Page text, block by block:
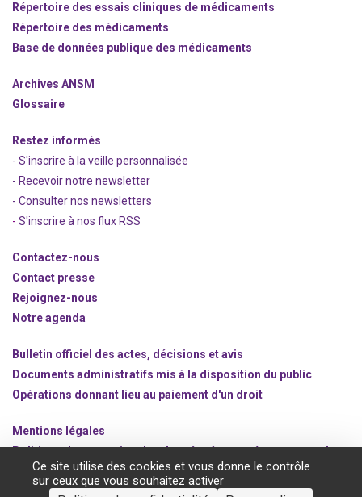
Répertoire des essais cliniques de médicaments
Répertoire des médicaments
Base de données publique des médicaments
Archives ANSM
Glossaire
Restez informés
- S'inscrire à la veille personnalisée
- Recevoir notre newsletter
- Consulter nos newsletters
- S'inscrire à nos flux RSS
Contactez-nous
Contact presse
Rejoignez-nous
Notre agenda
Bulletin officiel des actes, décisions et avis
Documents administratifs mis à la disposition du public
Opérations donnant lieu au paiement d'un droit
Mentions légales
Politique de protection des données à caractère personnel
Gestion des cookies
Ce site utilise des cookies et vous donne le contrôle
sur ceux que vous souhaitez activer